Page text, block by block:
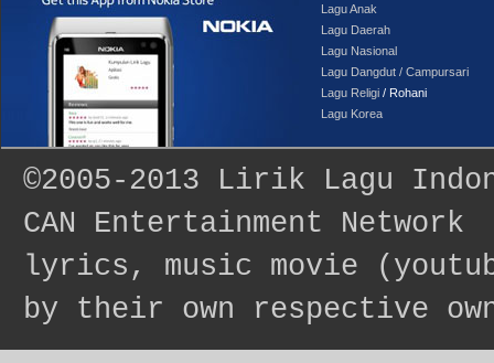
Lagu Anak
Lagu Daerah
Lagu Nasional
Lagu Dangdut / Campursari
Lagu Religi / Rohani
Lagu Korea
©2005-2013 Lirik Lagu
CAN Entertainment Network
lyrics, music movie
by their own respective